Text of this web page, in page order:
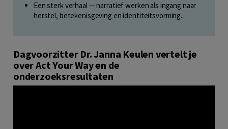
Een sterk verhaal — narratief werken als ingang naar
herstel, betekenisgeving en identiteitsvorming.
Dagvoorzitter Dr. Janna Keulen vertelt je
over Act Your Way en de
onderzoeksresultaten